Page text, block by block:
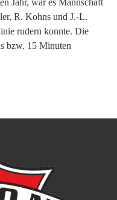
Jahr, war es Mannschaft
R. Kohns und J.-L.
rudern konnte. Die
bzw. 15 Minuten